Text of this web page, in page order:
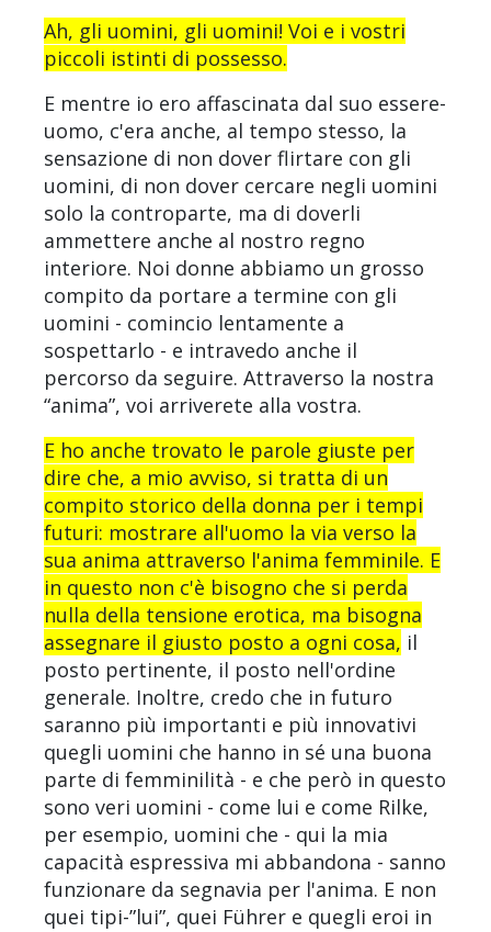
Ah, gli uomini, gli uomini! Voi e i vostri
piccoli istinti di possesso.
E mentre io ero affascinata dal suo essere-
uomo, c'era anche, al tempo stesso, la
sensazione di non dover flirtare con gli
uomini, di non dover cercare negli uomini
solo la controparte, ma di doverli
ammettere anche al nostro regno
interiore. Noi donne abbiamo un grosso
compito da portare a termine con gli
uomini - comincio lentamente a
sospettarlo - e intravedo anche il
percorso da seguire. Attraverso la nostra
“anima”, voi arriverete alla vostra.
E ho anche trovato le parole giuste per
dire che, a mio avviso, si tratta di un
compito storico della donna per i tempi
futuri: mostrare all'uomo la via verso la
sua anima attraverso l'anima femminile. E
in questo non c'è bisogno che si perda
nulla della tensione erotica, ma bisogna
assegnare il giusto posto a ogni cosa, il
posto pertinente, il posto nell'ordine
generale. Inoltre, credo che in futuro
saranno più importanti e più innovativi
quegli uomini che hanno in sé una buona
parte di femminilità - e che però in questo
sono veri uomini - come lui e come Rilke,
per esempio, uomini che - qui la mia
capacità espressiva mi abbandona - sanno
funzionare da segnavia per l'anima. E non
quei tipi-”lui”, quei Führer e quegli eroi in